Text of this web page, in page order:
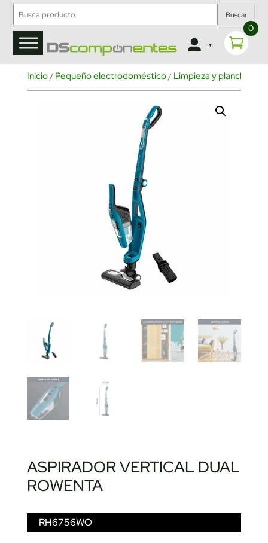
Buscar
0
Inicio/ Pequeño electrodoméstico/ Limpieza y planchado
ASPIRADOR VERTICAL DUAL
ROWENTA
RH6756WO